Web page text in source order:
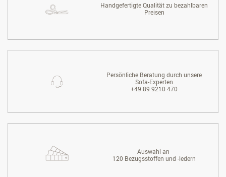
Handgefertigte Qualität zu bezahlbaren
Preisen
Persönliche Beratung durch unsere
Sofa-Experten
+49 89 9210 470
Auswahl an
120 Bezugsstoffen und -ledern